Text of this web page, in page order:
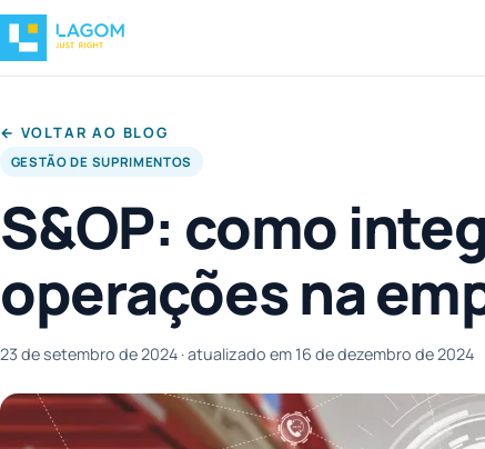
← VOLTAR AO BLOG
GESTÃO DE SUPRIMENTOS
S&OP: como
operações na
23 de setembro de 2024 · atualizado em 16 de dezembro de 2024